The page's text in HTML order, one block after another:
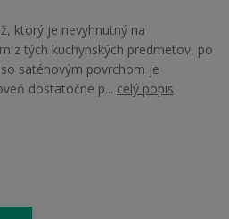
ktorý je nevyhnutný na
z tých kuchynských predmetov, po
saténovým povrchom je
dostatočne p... celý popis